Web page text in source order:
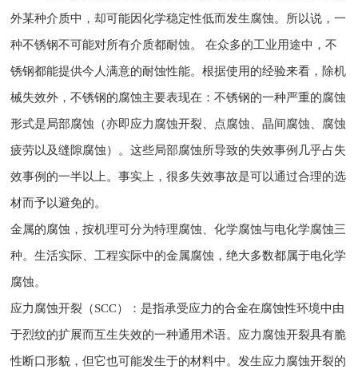
外某种介质中，却可能因化学稳定性低而发生腐蚀。所以说，一
种不锈钢不可能对所有介质都耐蚀。 在众多的工业用途中，不
锈钢都能提供今人满意的耐蚀性能。根据使用的经验来看，除机
械失效外，不锈钢的腐蚀主要表现在：不锈钢的一种严重的腐蚀
形式是局部腐蚀（亦即应力腐蚀开裂、点腐蚀、晶间腐蚀、腐蚀
疲劳以及缝隙腐蚀）。这些局部腐蚀所导致的失效事例几乎占失
效事例的一半以上。事实上，很多失效事故是可以通过合理的选
材而予以避免的。
金属的腐蚀，按机理可分为特理腐蚀、化学腐蚀与电化学腐蚀三
种。生活实际、工程实际中的金属腐蚀，绝大多数都属于电化学
腐蚀。
应力腐蚀开裂（SCC）：是指承受应力的合金在腐蚀性环境中由
于烈纹的扩展而互生失效的一种通用术语。应力腐蚀开裂具有脆
性断口形貌，但它也可能发生于的材料中。发生应力腐蚀开裂的